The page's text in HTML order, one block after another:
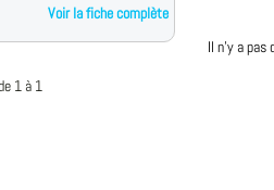
Voir la fiche complète
1 à 1
Il n'y a pas